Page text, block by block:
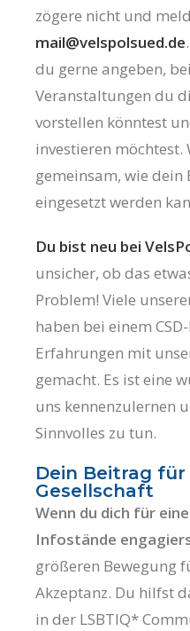
zögere nicht und
mail@velspolsued.de
du gerne angeben,
Veranstaltungen du
vorstellen könntest
investieren möchtest.
gemeinsam, wie dein
eingesetzt werden
Du bist neu bei
unsicher, ob das
Problem! Viele
haben bei einem
Erfahrungen mit
gemacht. Es ist eine
uns kennenzulernen
Sinnvolles zu tun.
Dein Beitrag
Gesellschaft
Wenn du dich für
Infostände
größeren Bewegung
Akzeptanz. Du hilfst
in der LSBTIQ*